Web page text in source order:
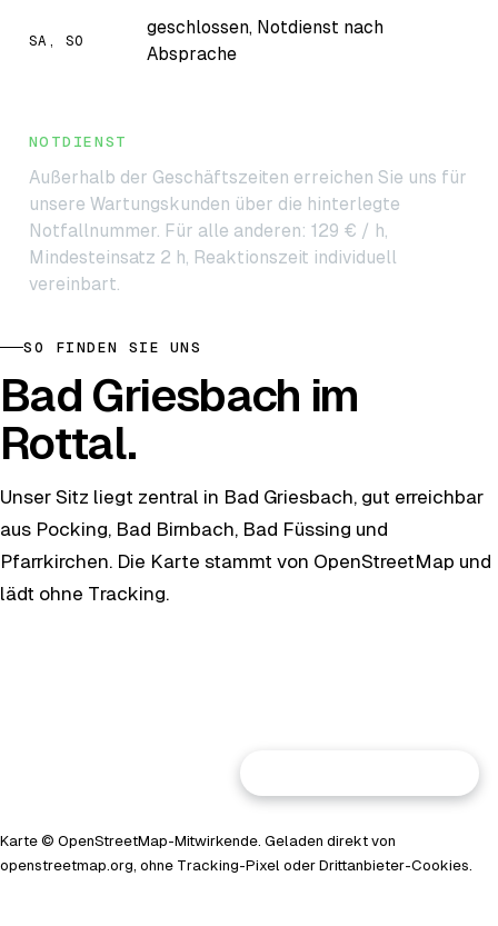
SA, SO
geschlossen, Notdienst nach
Absprache
NOTDIENST
Außerhalb der Geschäftszeiten erreichen Sie uns für
unsere Wartungskunden über die hinterlegte
Notfallnummer. Für alle anderen: 129 € / h,
Mindesteinsatz 2 h, Reaktionszeit individuell
vereinbart.
SO FINDEN SIE UNS
Bad Griesbach im
Rottal.
Unser Sitz liegt zentral in Bad Griesbach, gut erreichbar
aus Pocking, Bad Birnbach, Bad Füssing und
Pfarrkirchen. Die Karte stammt von OpenStreetMap und
lädt ohne Tracking.
Karte © OpenStreetMap-Mitwirkende. Geladen direkt von
openstreetmap.org, ohne Tracking-Pixel oder Drittanbieter-Cookies.